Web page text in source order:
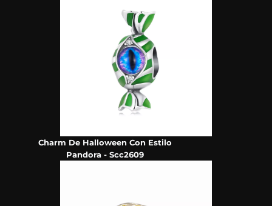
Charm De Halloween Con Estilo
Pandora - Scc2609